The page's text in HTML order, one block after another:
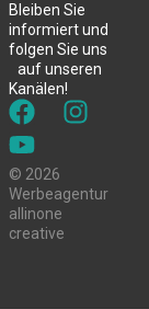
Bleiben Sie
informiert und
folgen Sie uns
auf unseren
Kanälen!
© 2026
Werbeagentur
allinone
creative